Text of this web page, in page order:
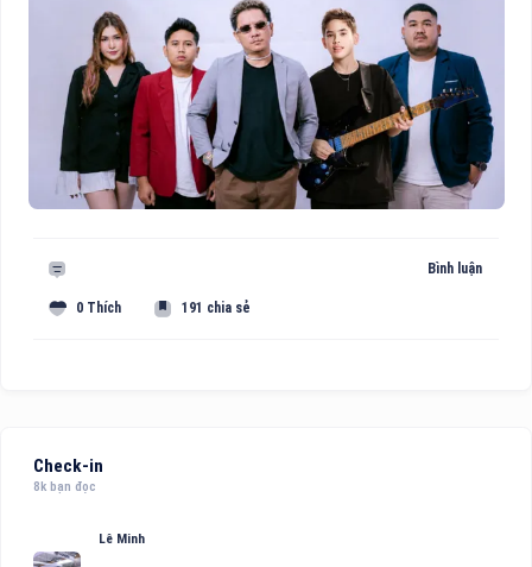
Bình luận
0 Thích 191 chia sẻ
Check-in
8k bạn đọc
Lê Minh